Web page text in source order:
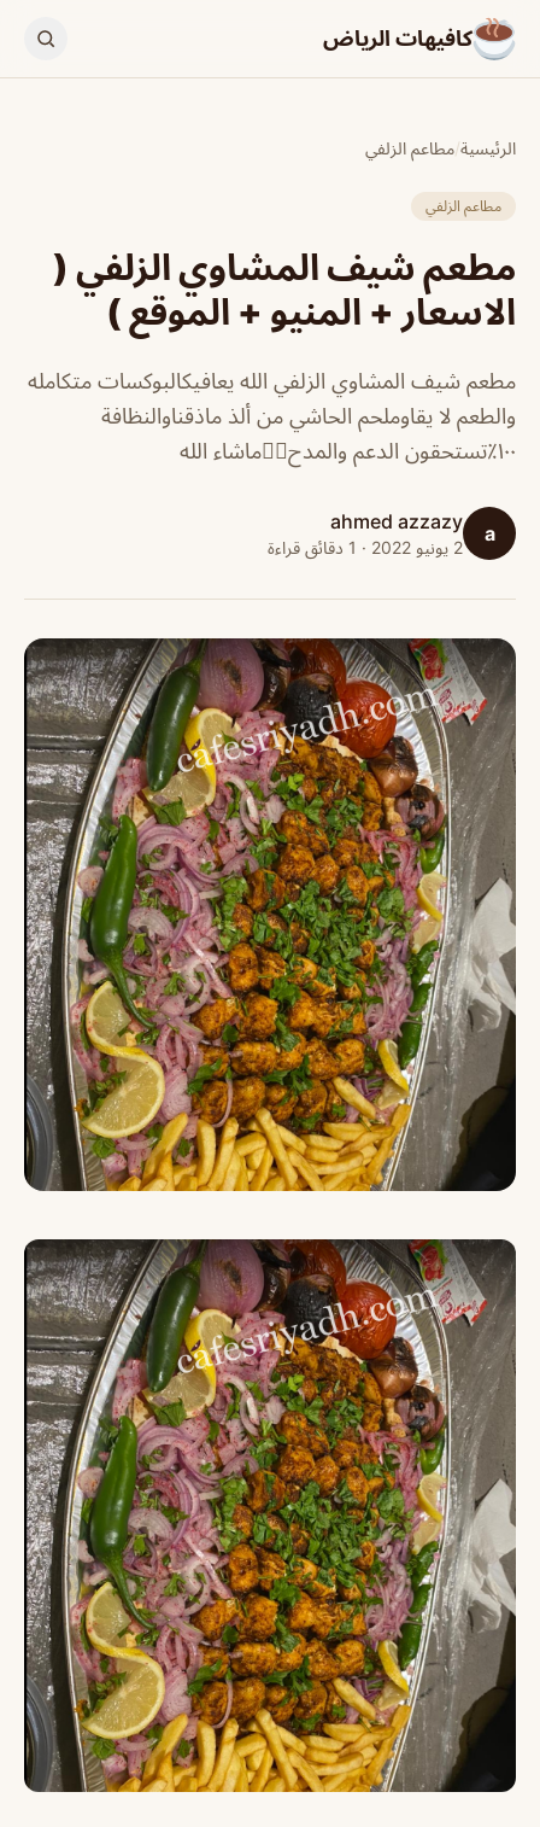
كافيهات الرياض
الرئيسية/مطاعم الزلفي
مطاعم الزلفي
مطعم شيف المشاوي الزلفي (
الاسعار + المنيو + الموقع )
مطعم شيف المشاوي الزلفي الله يعافيكالبوكسات متكامله
والطعم لا يقاوملحم الحاشي من ألذ ماذقناوالنظافة
١٠٠٪؜تستحقون الدعم والمدح👍🏻ماشاء الله
a
ahmed azzazy
2 يونيو 2022 · 1 دقائق قراءة